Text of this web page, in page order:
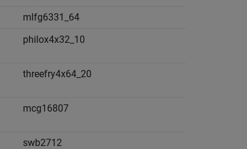
mlfg6331_64
philox4x32_10
threefry4x64_20
mcg16807
swb2712